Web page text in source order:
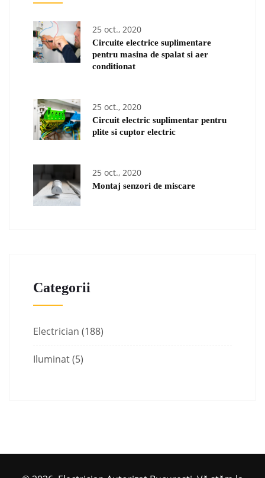
25 oct., 2020
Circuite electrice suplimentare
pentru masina de spalat si aer
conditionat
25 oct., 2020
Circuit electric suplimentar pentru
plite si cuptor electric
25 oct., 2020
Montaj senzori de miscare
Categorii
Electrician (188)
Iluminat(5)